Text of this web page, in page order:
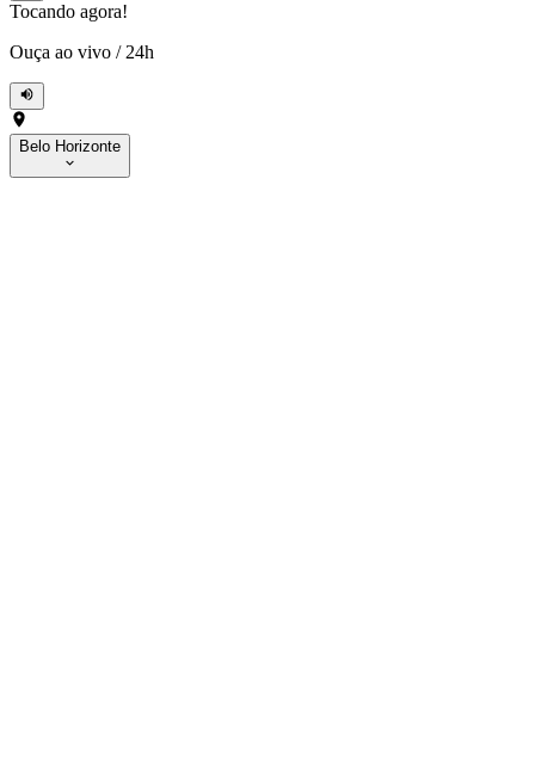
Tocando agora!
Ouça ao vivo / 24h
Belo Horizonte